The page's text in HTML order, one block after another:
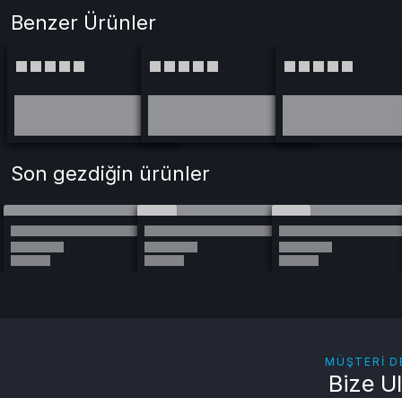
Benzer Ürünler
Son gezdiğin ürünler
MÜŞTERI
Bize